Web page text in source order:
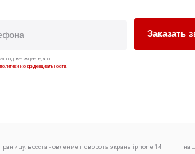
Заказать
подтверждаете, что
политики конфиденциальности.
восстановление поворота экрана iphone 14